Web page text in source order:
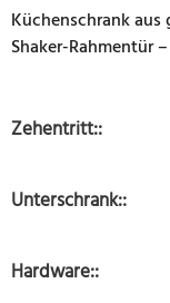
Küchenschrank
Shaker-Rahmentür
Zehentritt::
Unterschrank::
Hardware::